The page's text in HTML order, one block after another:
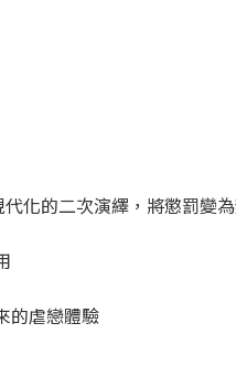
化的二次演繹，將懲罰變
的虐戀體驗